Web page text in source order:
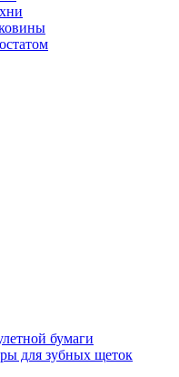
бумаги
для зубных щеток